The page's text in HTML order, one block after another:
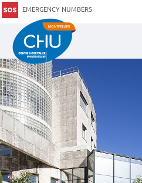
EMERGENCY NUMBERS